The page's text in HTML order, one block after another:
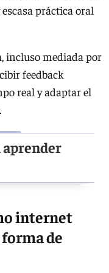
práctica oral
incluso mediada por
feedback
real y adaptar el
aprender
internet
de